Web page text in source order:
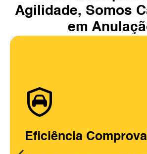
Agilidade, Somos
em
Eficiência